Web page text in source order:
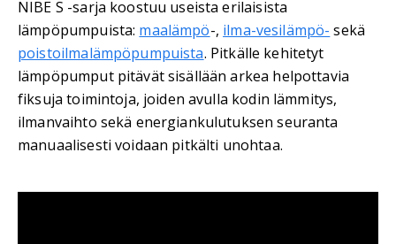
NIBE S -sarja koostuu useista erilaisista
lämpöpumpuista: maalämpö-, ilma-vesilämpö- sekä
poistoilmalämpöpumpuista. Pitkälle kehitetyt
lämpöpumput pitävät sisällään arkea helpottavia
fiksuja toimintoja, joiden avulla kodin lämmitys,
ilmanvaihto sekä energiankulutuksen seuranta
manuaalisesti voidaan pitkälti unohtaa.